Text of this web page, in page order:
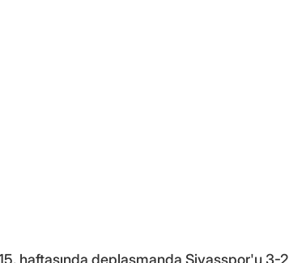
haftasında deplasmanda Sivasspor'u 3-2